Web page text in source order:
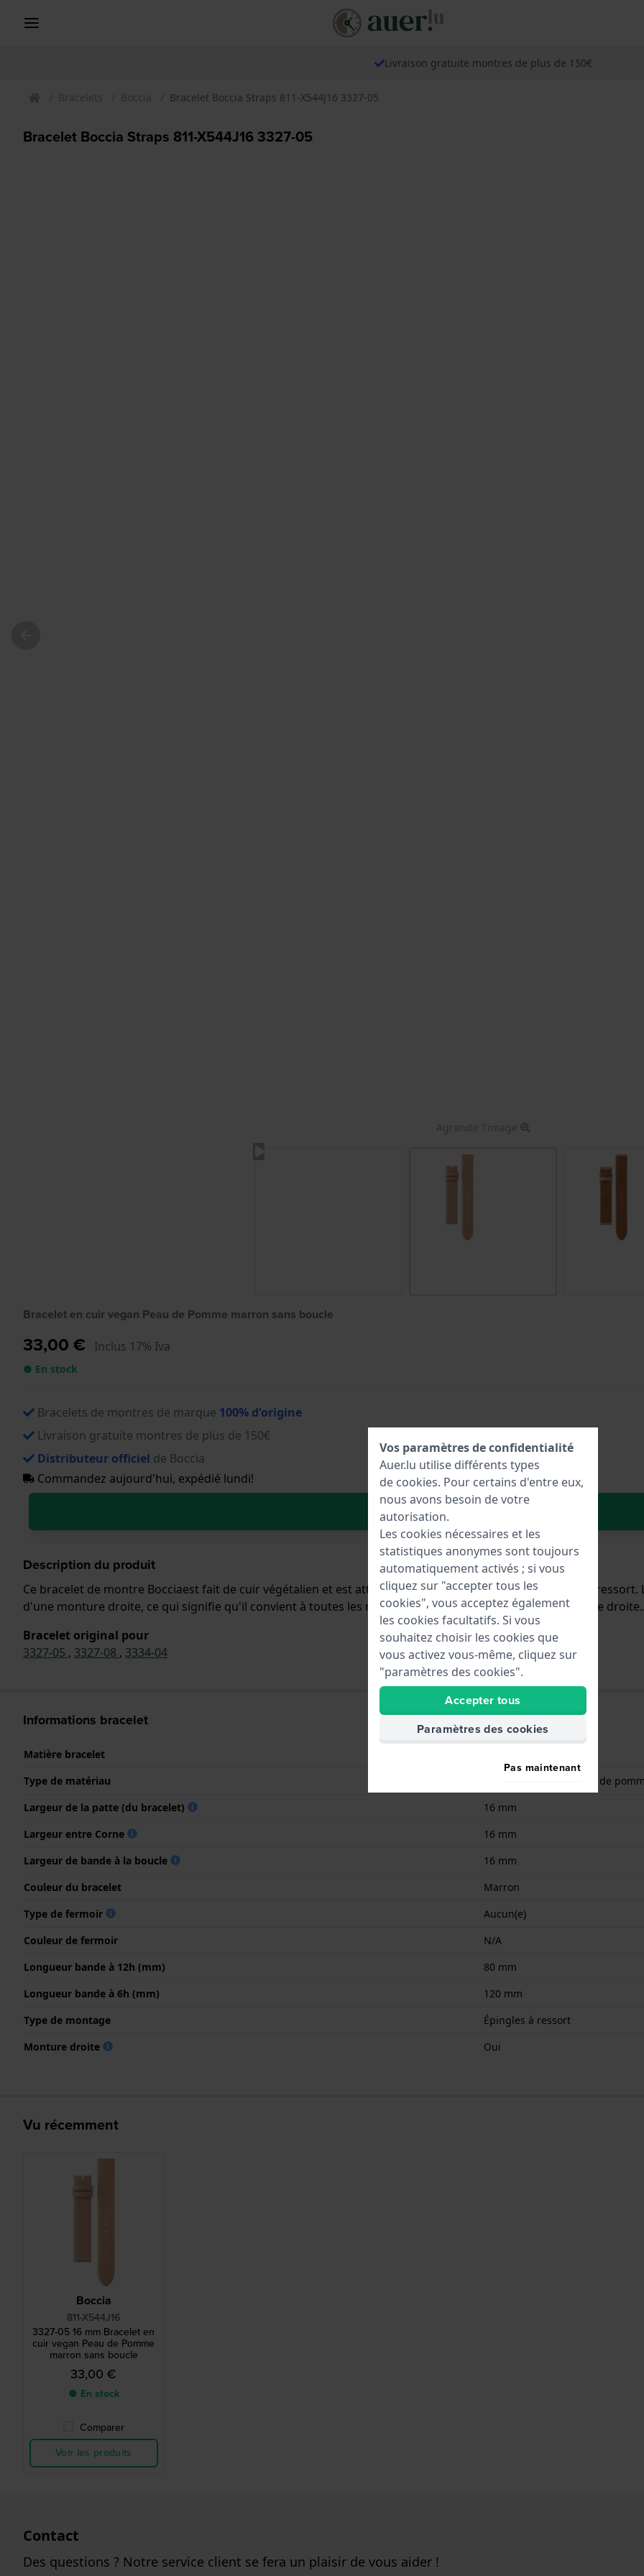
Livraison gratuite montres de plus de 150€
Bracelets Boccia Bracelet Boccia Straps 811-X544J16 3327-05
Bracelet Boccia Straps 811-X544J16 3327-05
Agrandir l'image
Bracelet en cuir vegan Peau de Pomme marron sans boucle
33,00 € Inclus 17% Iva
● En stock
Bracelets de montres de marque 100% d'origine
Livraison gratuite montres de plus de 150€
Distributeur officiel de Boccia
Commandez aujourd'hui, expédié lundi!
Dans le Panier
Description du produit
Ce bracelet de montre Bocciaest fait de cuir végétalien et est attaché à la montre au moyen de Épingles à
d'une monture droite, ce qui signifie qu'il convient à toutes les montres de la Boccia dotées d'une monture
Bracelet original pour
3327-05 , 3327-08 , 3334-04
Informations bracelet
Matière bracelet
Type de matériau
Cuir biosourcé de peau de
Largeur de la patte (du bracelet)
16 mm
Largeur entre Corne
16 mm
Largeur de bande à la boucle
16 mm
Couleur du bracelet
Marron
Type de fermoir
Aucun(e)
Couleur de fermoir
N/A
Longueur bande à 12h (mm)
80 mm
Longueur bande à 6h (mm)
120 mm
Type de montage
Épingles à ressort
Monture droite
Oui
Vu récemment
Boccia
811-X544J16
3327-05 16 mm Bracelet en
cuir vegan Peau de Pomme
marron sans boucle
33,00 €
● En stock
Comparer
Voir les produits
Contact
Des questions ? Notre service client se fera un plaisir de vous aider !
Vos paramètres de confidentialité
Auer.lu utilise différents types
de cookies. Pour certains d'entre eux,
nous avons besoin de votre
autorisation.
Les cookies nécessaires et les
statistiques anonymes sont toujours
automatiquement activés ; si vous
cliquez sur "accepter tous les
cookies", vous acceptez également
les cookies facultatifs. Si vous
souhaitez choisir les cookies que
vous activez vous-même, cliquez sur
"paramètres des cookies".
Accepter tous
Paramètres des cookies
Pas maintenant